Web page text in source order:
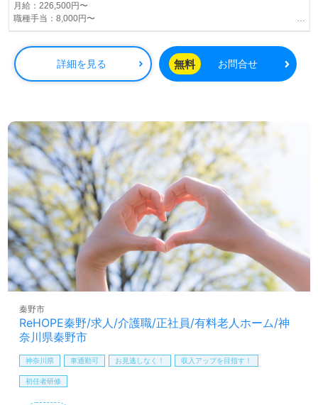
月給：226,500円〜
職種手当：8,000円〜
地域手当：28,000円〜
処遇手当手当：15,500円〜
資格手当：介護福祉士 12,000円／月
実務者研修 7,000円／月
夜勤手当：6,000円／回（基本月5回程度）
・特定処遇改善加算有：12,000～32,000円
・賞与（年2回） ・昇給（年1回）
詳細を見る 無料 お問合せ
ReHOPE秦野/求人/介護職/正社員/有料老人ホーム/神
奈川県秦野市
秦野市
神奈川県 車通勤可 お見逃しなく！ 収入アップを目指す！
初任者研修